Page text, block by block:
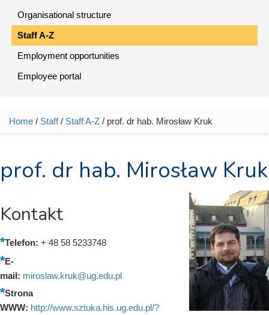
Organisational structure
Staff A-Z
Employment opportunities
Employee portal
You are here
Home / Staff/ Staff A-Z / prof. dr hab. Mirosław Kruk
prof. dr hab. Mirosław Kruk
Kontakt
Telefon: + 48 58 5233748
E-
mail: miroslaw.kruk@ug.edu.pl
Strona
WWW: http://www.sztuka.his.ug.edu.pl/?